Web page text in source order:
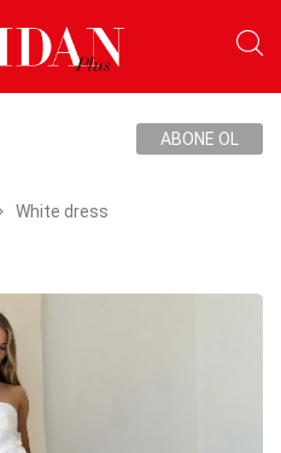
ABONE OL
White dress